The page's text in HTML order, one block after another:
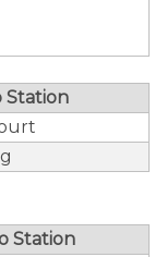
Station
Station